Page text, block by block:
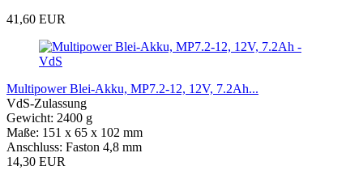
41,60 EUR
Multipower Blei-Akku, MP7.2-12, 12V, 7.2Ah...
VdS-Zulassung
Gewicht: 2400 g
Maße: 151 x 65 x 102 mm
Anschluss: Faston 4,8 mm
14,30 EUR